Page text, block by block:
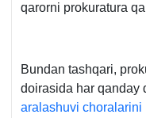
qarorni prokuratura
Bundan tashqari,
doirasida har qanday
aralashuvi choralarini